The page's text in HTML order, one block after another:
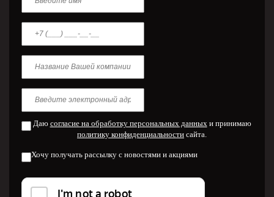
Даю согласие на обработку персональных данных и принимаю
политику конфиденциальности сайта.
Хочу получать рассылку с новостями и акциями